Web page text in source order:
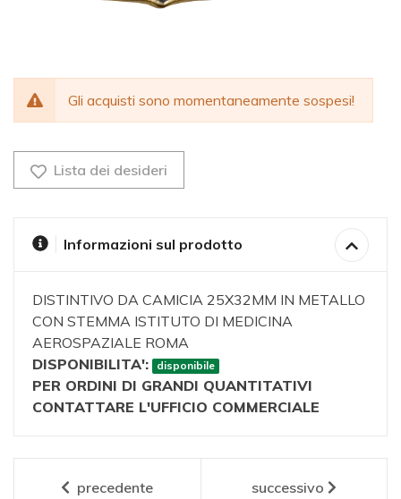
Gli acquisti sono momentaneamente sospesi!
Lista dei desideri
Informazioni sul prodotto
DISTINTIVO DA CAMICIA 25X32MM IN METALLO
CON STEMMA ISTITUTO DI MEDICINA
AEROSPAZIALE ROMA
DISPONIBILITA':
disponibile
PER ORDINI DI GRANDI QUANTITATIVI
CONTATTARE L'UFFICIO COMMERCIALE
precedente successivo